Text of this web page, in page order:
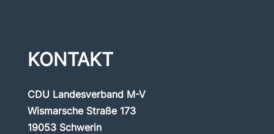
KONTAKT
CDU Landesverband M-V
Wismarsche Straße 173
19053 Schwerin